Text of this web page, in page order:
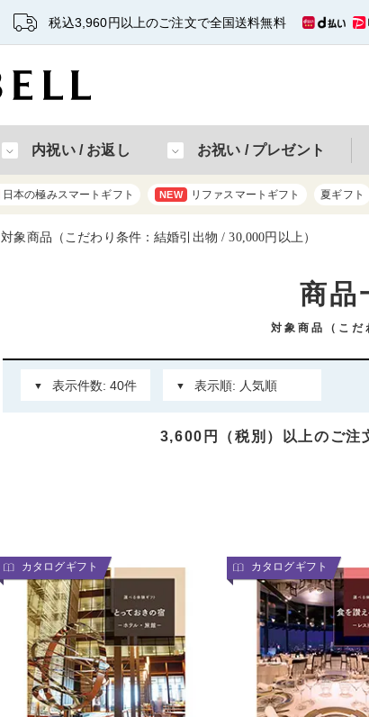
税込3,960円以上のご注文で全国送料無料
内祝い / お返し お祝い / プレゼント
日本の極みスマートギフト NEW リファスマートギフト 夏ギフト
対象商品（こだわり条件：結婚引出物 / 30,000円以上）
商品
対象商品（こだ
3,600円（税別）以上のご注
カタログギフト カタログギフト